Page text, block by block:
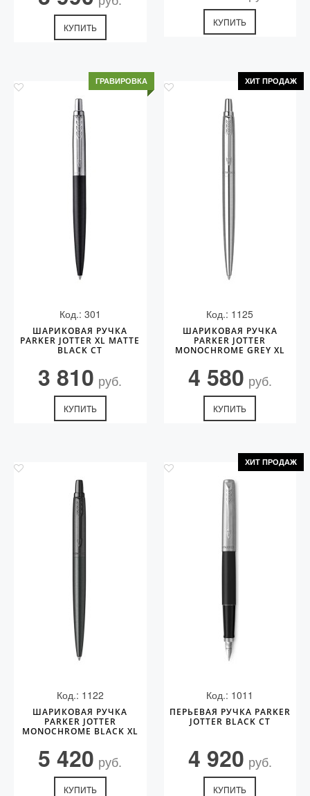
КУПИТЬ КУПИТЬ
ГРАВИРОВКА
Код.: 301
ШАРИКОВАЯ РУЧКА
PARKER JOTTER XL MATTE
BLACK CT
3 810 руб.
КУПИТЬ
ХИТ ПРОДАЖ
Код.: 1125
ШАРИКОВАЯ РУЧКА
PARKER JOTTER
MONOCHROME GREY XL
4 580 руб.
КУПИТЬ
Код.: 1122
ШАРИКОВАЯ РУЧКА
PARKER JOTTER
MONOCHROME BLACK XL
5 420 руб.
КУПИТЬ
ХИТ ПРОДАЖ
Код.: 1011
ПЕРЬЕВАЯ РУЧКА PARKER
JOTTER BLACK CT
4 920 руб.
КУПИТЬ